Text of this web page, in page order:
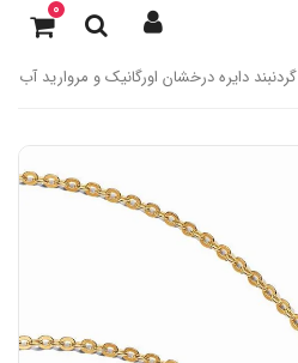
0
گردنبند دایره درخشان اورگانیک و مروارید آب